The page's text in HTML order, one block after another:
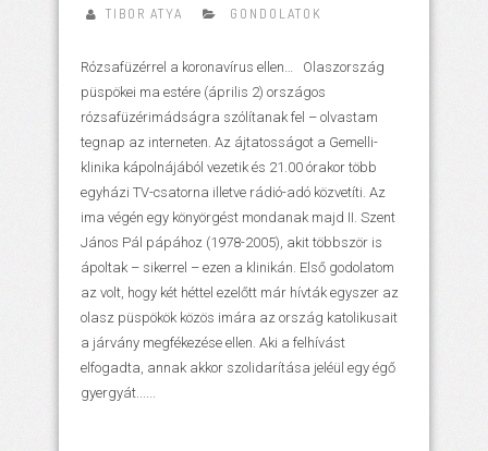
TIBOR ATYA GONDOLATOK
Rózsafüzérrel a koronavírus ellen… Olaszország
püspökei ma estére (április 2) országos
rózsafüzérimádságra szólítanak fel – olvastam
tegnap az interneten. Az ájtatosságot a Gemelli-
klinika kápolnájából vezetik és 21.00 órakor több
egyházi TV-csatorna illetve rádió-adó közvetíti. Az
ima végén egy könyörgést mondanak majd II. Szent
János Pál pápához (1978-2005), akit többször is
ápoltak – sikerrel – ezen a klinikán. Első godolatom
az volt, hogy két héttel ezelőtt már hívták egyszer az
olasz püspökök közös imára az ország katolikusait
a járvány megfékezése ellen. Aki a felhívást
elfogadta, annak akkor szolidarítása jeléül egy égő
gyergyát......